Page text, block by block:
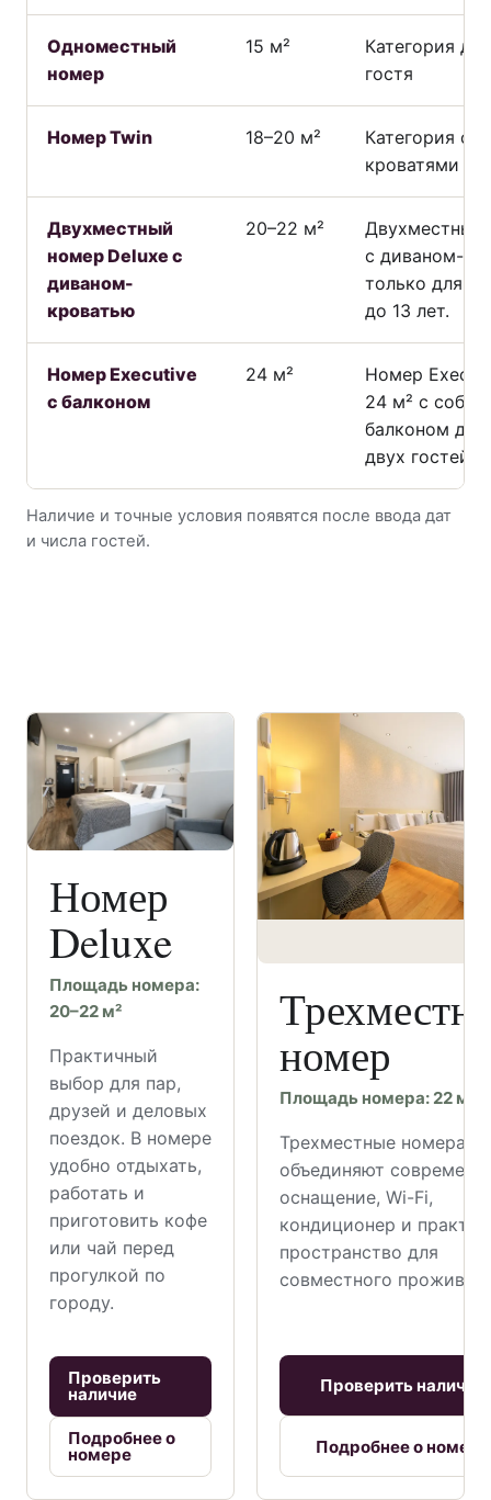
Одноместный
номер
15 м²
Категория
гостя
Номер Twin 18–20 м²
Категория с
кроватями
Двухместный
номер Deluxe с
диваном-
кроватью
20–22 м²
Двухместный
с диваном-
только для
до 13 лет.
Номер Executive
с балконом
24 м²
Номер
24 м² с
балконом для
двух гостей.
Наличие и точные условия появятся после ввода дат
и числа гостей.
Номер
Deluxe
Площадь номера:
20–22 м²
Практичный
выбор для пар,
друзей и деловых
поездок. В номере
удобно отдыхать,
работать и
приготовить кофе
или чай перед
прогулкой по
городу.
Проверить
наличие
Подробнее о
номере
номер
Площадь номера: 22 м²
Трехместные номера
объединяют
оснащение, Wi-Fi,
кондиционер и
пространство для
совместного
Проверить наличие
Подробнее о номере